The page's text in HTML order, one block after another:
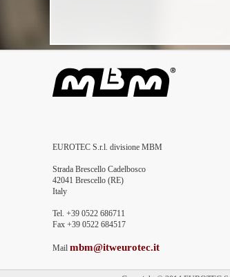
EUROTEC S.r.l. divisione MBM
Strada Brescello Cadelbosco
42041 Brescello (RE)
Italy
Tel. +39 0522 686711
Fax +39 0522 684517
Mail mbm@itweurotec.it